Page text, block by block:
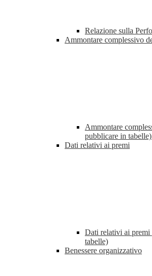
Relazione sulla
Ammontare complessivo
Ammontare
pubblicare in tabelle)
Dati relativi ai premi
Dati relativi ai premi
tabelle)
Benessere organizzativo